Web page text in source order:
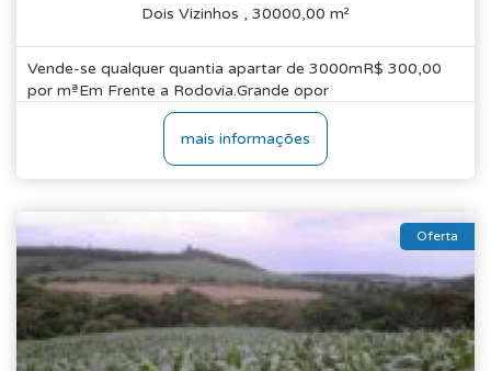
Dois Vizinhos , 30000,00 m²
Vende-se qualquer quantia apartar de 3000mR$ 300,00
por mªEm Frente a Rodovia.Grande opor
mais informações
Oferta